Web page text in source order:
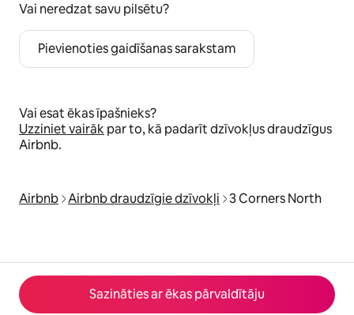
Sazināties ar ēkas pārvaldītāju
Vai neredzat savu pilsētu?
Pievienoties gaidīšanas sarakstam
Vai esat ēkas īpašnieks?
Uzziniet vairākpar to, kā padarīt dzīvokļus draudzīgus
Airbnb.
Airbnb Airbnb draudzīgie dzīvokļi 3 Corners North